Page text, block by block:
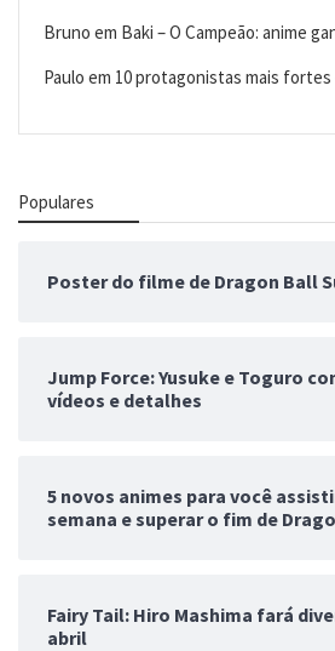
Bruno em Baki – O Campeão: anime
Paulo em 10 protagonistas mais fortes
Populares
Poster do filme de Dragon Ball
Jump Force: Yusuke e Toguro
vídeos e detalhes
5 novos animes para você
semana e superar o fim de
Fairy Tail: Hiro Mashima fará
abril